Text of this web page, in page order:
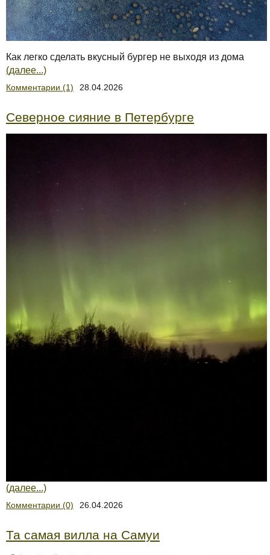
Как легко сделать вкусный бургер не выходя из дома
(далее...)
Комментарии (1) 28.04.2026
Северное сияние в Петербурге
(далее...)
Комментарии (0) 26.04.2026
Та самая вилла на Самуи